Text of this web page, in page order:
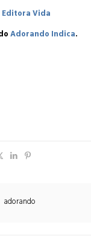
Editora Vida
Adorando Indica.
adorando